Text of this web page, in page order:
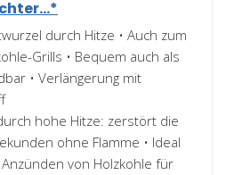
durch Hitze • Auch zum
Grills • Bequem auch als
• Verlängerung mit
hohe Hitze: zerstört die
ohne Flamme • Ideal
von Holzkohle für